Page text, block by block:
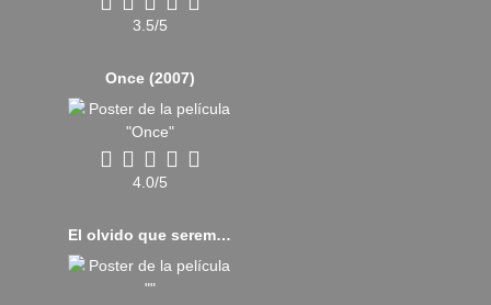
3.5/5
Once (2007)
4.0/5
El olvido que seremos (2020)